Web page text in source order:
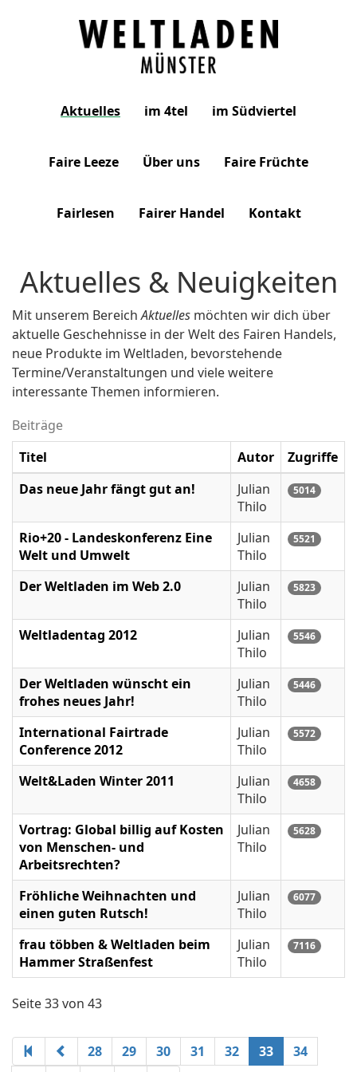
Weltladen
Aktuelles im 4tel im Südviertel
Faire Leeze Über uns Faire Früchte
Fairlesen Fairer Handel Kontakt
Aktuelles & Neuigkeiten
Mit unserem BereichAktuelles möchten wir dich über
aktuelle Geschehnisse in der Welt des Fairen Handels,
neue Produkte im Weltladen, bevorstehende
Termine/Veranstaltungen und viele weitere
interessante Themen informieren.
Beiträge
Titel
Autor
Zugriffe
Das neue Jahr fängt gut an!
Julian
Thilo
5014
Rio+20 - Landeskonferenz Eine
Welt und Umwelt
Julian
Thilo
5521
Der Weltladen im Web 2.0
Julian
Thilo
5823
Weltladentag 2012
Julian
Thilo
5546
Der Weltladen wünscht ein
frohes neues Jahr!
Julian
Thilo
5446
International Fairtrade
Conference 2012
Julian
Thilo
5572
Welt&Laden Winter 2011
Julian
Thilo
4658
Vortrag: Global billig auf Kosten
von Menschen- und
Arbeitsrechten?
Julian
Thilo
5628
Fröhliche Weihnachten und
einen guten Rutsch!
Julian
Thilo
6077
frau többen & Weltladen beim
Hammer Straßenfest
Julian
Thilo
7116
Seite 33 von 43
28 29 30 31 32 33
34